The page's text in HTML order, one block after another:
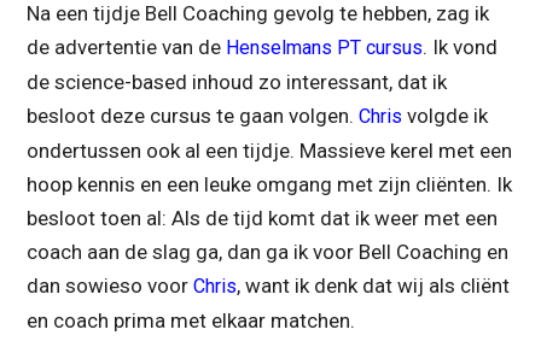
Na een tijdje Bell Coaching gevolg te hebben, zag ik
de advertentie van de Henselmans PT cursus. Ik vond
de science-based inhoud zo interessant, dat ik
besloot deze cursus te gaan volgen.Chris volgde ik
ondertussen ook al een tijdje. Massieve kerel met een
hoop kennis en een leuke omgang met zijn cliënten. Ik
besloot toen al: Als de tijd komt dat ik weer met een
coach aan de slag ga, dan ga ik voor Bell Coaching en
dan sowieso voorChris, want ik denk dat wij als cliënt
en coach prima met elkaar matchen.